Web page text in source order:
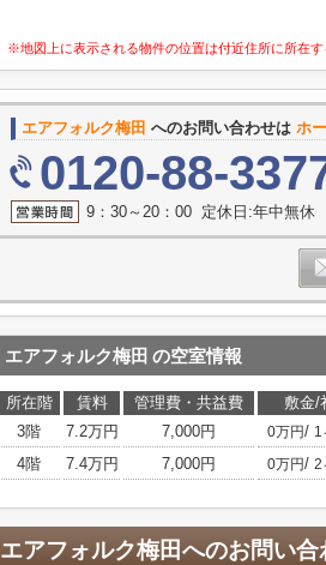
※地図上に表示される物件の位置は付近住所に所在
エアフォルク梅田 へのお問い合わせは ホ
0120-88-
9：30～20：00 定休日:年中無休
エアフォルク梅田 の空室情報
所在階 賃料 管理費・共益費 敷金/
3階
7.2万円 7,000円 0万円/ 1
4階
7.4万円 7,000円 0万円/ 2
エアフォルク梅田へのお問い合